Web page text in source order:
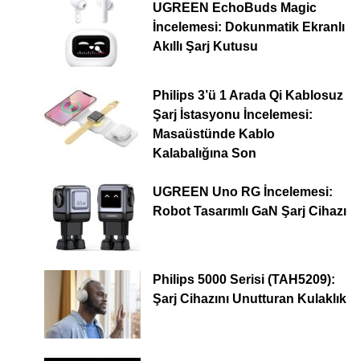
UGREEN EchoBuds Magic
İncelemesi: Dokunmatik Ekranlı
Akıllı Şarj Kutusu
Philips 3’ü 1 Arada Qi Kablosuz
Şarj İstasyonu İncelemesi:
Masaüstünde Kablo
Kalabalığına Son
UGREEN Uno RG İncelemesi:
Robot Tasarımlı GaN Şarj Cihazı
Philips 5000 Serisi (TAH5209):
Şarj Cihazını Unutturan Kulaklık